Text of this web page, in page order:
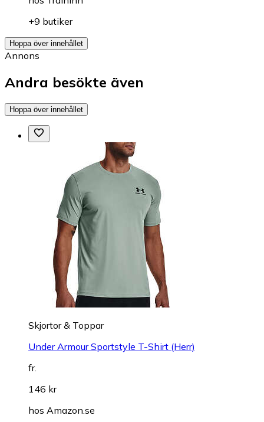
+9 butiker
Hoppa över innehållet
Annons
Andra besökte även
Hoppa över innehållet
Skjortor & Toppar
Under Armour Sportstyle T-Shirt (Herr)
fr.
146 kr
hos Amazon.se